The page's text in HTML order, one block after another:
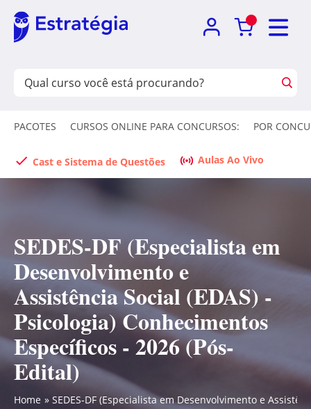
PACOTES CURSOS ONLINE PARA CONCURSOS: POR
Cast e Sistema de Questões Aulas Ao Vivo
SEDES-DF (Especialista em
Desenvolvimento e
Assistência Social (EDAS) -
Psicologia) Conhecimentos
Específicos - 2026 (Pós-
Edital)
Home SEDES-DF (Especialista em Desenvolvimento e